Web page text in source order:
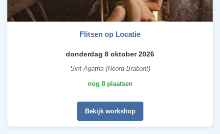
Flitsen op Locatie
donderdag 8 oktober 2026
Sint Agatha (Noord Brabant)
nog 8 plaatsen
Bekijk workshop